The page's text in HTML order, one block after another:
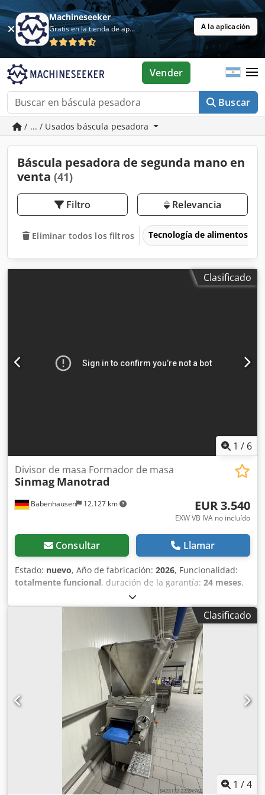
Machineseeker
Gratis en la tienda de aplicaciones A la aplicación
Buscar
Vender
/ ... / Usados báscula pesadora
Báscula pesadora de segunda mano en
venta (41)
Filtro Relevancia
Eliminar todos los filtros Tecnología de alimentos
Clasificado
1 / 6
Babenhausen 12.127 km
Divisor de masa Formador de masa
Sinmag Manotrad
EUR 3.540
EXW VB IVA no incluído
Consultar Llamar
Estado: nuevo, Año de fabricación: 2026, Funcionalidad:
totalmente funcional, duración de la garantía: 24 meses,
, longitud total:
1.960 mm, peso en vacío:75 kg, Producto nuevo 24 meses
de garantía Ventajas: + Excelente relación calidad-precio +
Divisora de masa robusta con 2 ruedas fijas para un
transporte rápido y sencillo + Fabricada en acero
inoxidable + Las rejillas de corte y perforación se pueden
cambiar con facilidad + Rejilla de perforación: cuchillas de
plástico POM perfiladas, cierre óptimo de la masa +
Permite la división y el modelado artesanal y tradicional de
las masas + Soporte extraíble para la cubeta de división de
masa + Se pueden alojar un máximo de 4 insertos de
rejilla en el dispositivo + Ahorra espacio, incluso en la
panadería más pequeña + No requiere conexión eléctrica,
no necesita mantenimiento ACCESORIOS DE SERIE,
incluidos en el precio: + 1 rejilla de acero inoxidable (ver
PDF / información del producto) + 1 inserto de acero
Clasificado
1 /4